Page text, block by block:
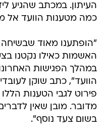
העיתון. במכתב שהגיע
כמה מטענות הוועד אל
"הופתענו מאוד שבשיחה
האשמות כאילו נקטנו
במהלך הפגישות
הוועד", כתב שוקן
פירוט לגבי הטענות הללו
מדובר. מובן שאין
בשום צעד נוסף".